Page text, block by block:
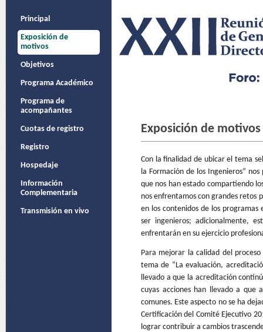
Principal
Exposición de
motivos
Objetivos
Programa Académico
Programa de
acompañantes
Cuotas de registro
Registro
Hospedaje
Información
Complementaria
Transmisión en vivo
Exposición de motivos
Con la finalidad de ubicar el tema
la Formación de los Ingenieros”
que nos han estado compartiendo
nos enfrentamos con grandes retos
en los contenidos de los programas
ser ingenieros; adicionalmente,
enfrentarán en su ejercicio
Para mejorar la calidad del
tema de “La evaluación,
llevado a que la acreditación
cuyas acciones han llevado a que
comunes. Este aspecto no se ha
Certificación del Comité Ejecutivo
lograr contribuir a cambios